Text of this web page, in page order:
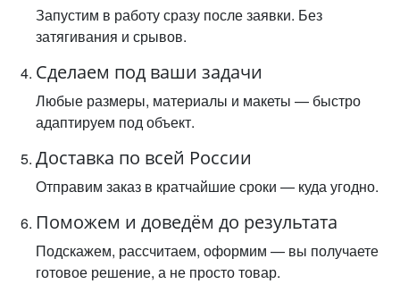
Запустим в работу сразу после заявки. Без
затягивания и срывов.
Сделаем под ваши задачи
Любые размеры, материалы и макеты — быстро
адаптируем под объект.
Доставка по всей России
Отправим заказ в кратчайшие сроки — куда угодно.
Поможем и доведём до результата
Подскажем, рассчитаем, оформим — вы получаете
готовое решение, а не просто товар.